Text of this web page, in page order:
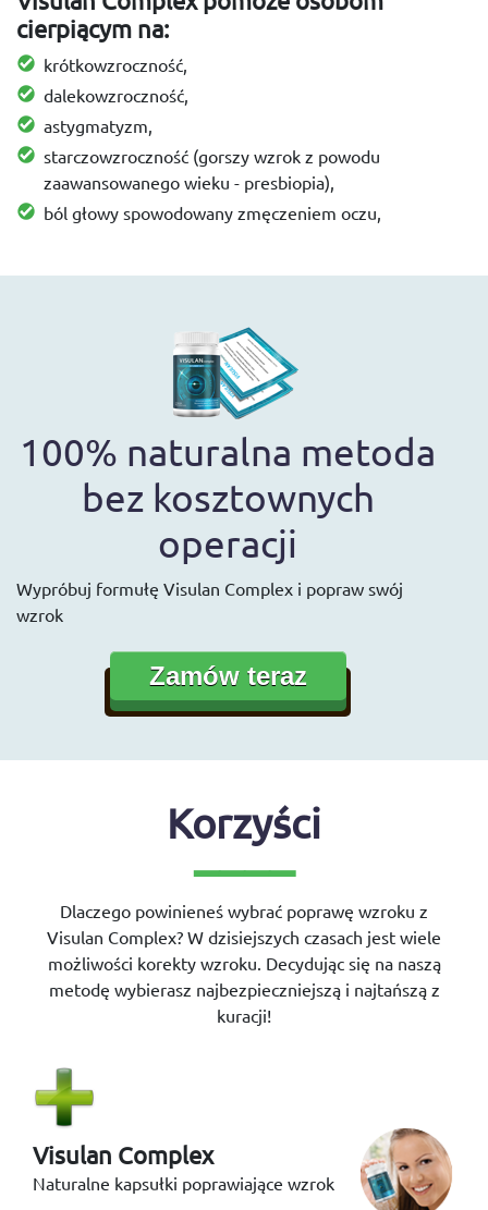
cierpiącym na:
krótkowzroczność,
dalekowzroczność,
astygmatyzm,
starczowzroczność (gorszy wzrok z powodu
zaawansowanego wieku - presbiopia),
ból głowy spowodowany zmęczeniem oczu,
100% naturalna metoda
bez kosztownych
operacji
Wypróbuj formułę Visulan Complex i popraw swój
wzrok
Zamów teraz
Korzyści
Dlaczego powinieneś wybrać poprawę wzroku z
Visulan Complex? W dzisiejszych czasach jest wiele
możliwości korekty wzroku. Decydując się na naszą
metodę wybierasz najbezpieczniejszą i najtańszą z
kuracji!
Visulan Complex
Naturalne kapsułki poprawiające wzrok